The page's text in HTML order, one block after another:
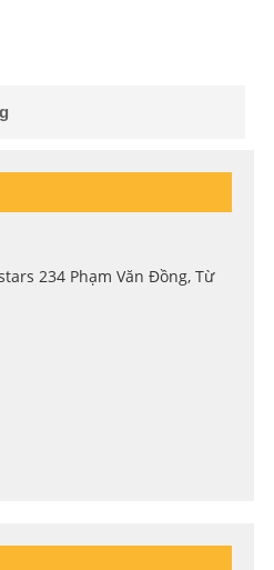
234 Phạm Văn Đồng, Từ